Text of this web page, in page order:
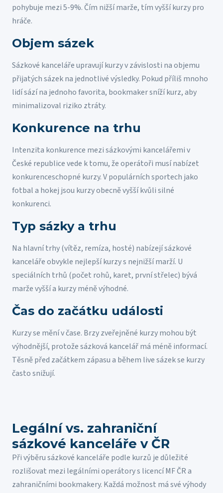
pohybuje mezi 5-9%. Čím nižší marže, tím vyšší kurzy pro
hráče.
Objem sázek
Sázkové kanceláře upravují kurzy v závislosti na objemu
přijatých sázek na jednotlivé výsledky. Pokud příliš mnoho
lidí sází na jednoho favorita, bookmaker sníží kurz, aby
minimalizoval riziko ztráty.
Konkurence na trhu
Intenzita konkurence mezi sázkovými kancelářemi v
České republice vede k tomu, že operátoři musí nabízet
konkurenceschopné kurzy. V populárních sportech jako
fotbal a hokej jsou kurzy obecně vyšší kvůli silné
konkurenci.
Typ sázky a trhu
Na hlavní trhy (vítěz, remíza, hosté) nabízejí sázkové
kanceláře obvykle nejlepší kurzy s nejnižší marží. U
speciálních trhů (počet rohů, karet, první střelec) bývá
marže vyšší a kurzy méně výhodné.
Čas do začátku události
Kurzy se mění v čase. Brzy zveřejněné kurzy mohou být
výhodnější, protože sázková kancelář má méně informací.
Těsně před začátkem zápasu a během live sázek se kurzy
často snižují.
Legální vs. zahraniční
sázkové kanceláře v ČR
Při výběru sázkové kanceláře podle kurzů je důležité
rozlišovat mezi legálními operátory s licencí MF ČR a
zahraničními bookmakery. Každá možnost má své výhody